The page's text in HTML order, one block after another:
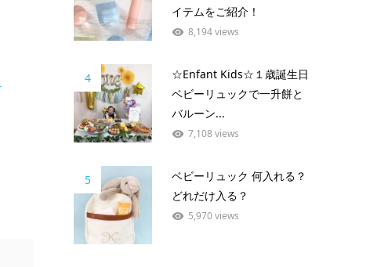
イテムをご紹介！
8,194 views
4
☆Enfant Kids☆１歳誕生日
ベビーリュックで一升餅と
バルーン...
7,108 views
5
ベビーリュック 何入れる？
どれだけ入る？
5,970 views